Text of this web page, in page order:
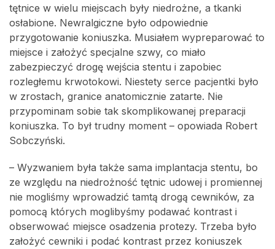
tętnice w wielu miejscach były niedrożne, a tkanki
osłabione. Newralgiczne było odpowiednie
przygotowanie koniuszka. Musiałem wypreparować to
miejsce i założyć specjalne szwy, co miało
zabezpieczyć drogę wejścia stentu i zapobiec
rozległemu krwotokowi. Niestety serce pacjentki było
w zrostach, granice anatomicznie zatarte. Nie
przypominam sobie tak skomplikowanej preparacji
koniuszka. To był trudny moment – opowiada Robert
Sobczyński.
– Wyzwaniem była także sama implantacja stentu, bo
ze względu na niedrożność tętnic udowej i promiennej
nie mogliśmy wprowadzić tamtą drogą cewników, za
pomocą których moglibyśmy podawać kontrast i
obserwować miejsce osadzenia protezy. Trzeba było
założyć cewniki i podać kontrast przez koniuszek